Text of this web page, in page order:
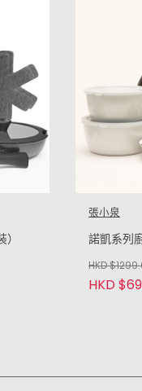
張小泉
諾凱系列
HKD
HKD